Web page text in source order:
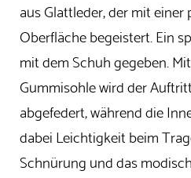
aus Glattleder, der mit
Oberfläche begeistert. Ein
mit dem Schuh gegeben.
Gummisohle wird der
abgefedert, während die
dabei Leichtigkeit beim
Schnürung und das